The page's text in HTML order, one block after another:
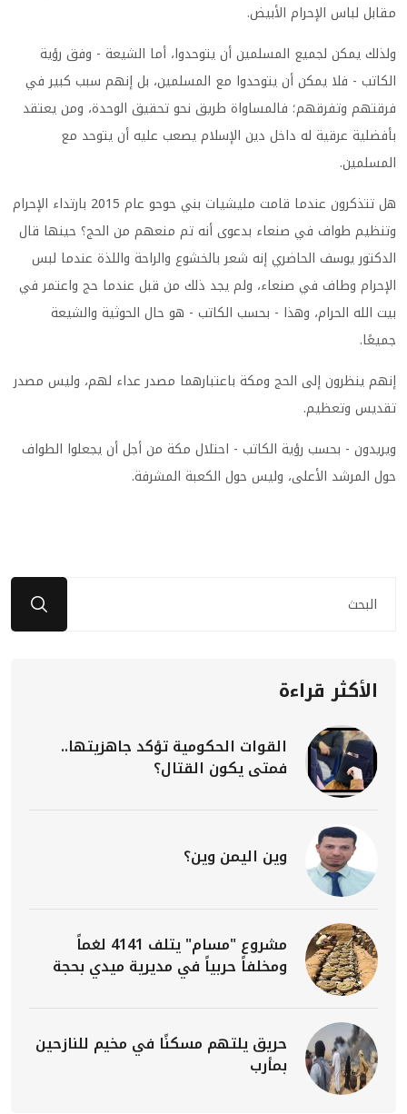
مقابل لباس الإحرام الأبيض.
ولذلك يمكن لجميع المسلمين أن يتوحدوا، أما الشيعة - وفق رؤية
الكاتب - فلا يمكن أن يتوحدوا مع المسلمين، بل إنهم سبب كبير في
فرقتهم وتفرقهم؛ فالمساواة طريق نحو تحقيق الوحدة، ومن يعتقد
بأفضلية عرقية له داخل دين الإسلام يصعب عليه أن يتوحد مع
المسلمين.
هل تتذكرون عندما قامت مليشيات بني حوحو عام 2015 بارتداء الإحرام
وتنظيم طواف في صنعاء بدعوى أنه تم منعهم من الحج؟ حينها قال
الدكتور يوسف الحاضري إنه شعر بالخشوع والراحة واللذة عندما لبس
الإحرام وطاف في صنعاء، ولم يجد ذلك من قبل عندما حج واعتمر في
بيت الله الحرام، وهذا - بحسب الكاتب - هو حال الحوثية والشيعة
جميعًا.
إنهم ينظرون إلى الحج ومكة باعتبارهما مصدر عداء لهم، وليس مصدر
تقديس وتعظيم.
ويريدون - بحسب رؤية الكاتب - احتلال مكة من أجل أن يجعلوا الطواف
حول المرشد الأعلى، وليس حول الكعبة المشرفة.
الأكثر قراءة
القوات الحكومية تؤكد جاهزيتها..
فمتى يكون القتال؟
وين اليمن وين؟
مشروع "مسام" يتلف 4141 لغماً
ومخلفاً حربياً في مديرية ميدي بحجة
حريق يلتهم مسكنًا في مخيم للنازحين
بمأرب